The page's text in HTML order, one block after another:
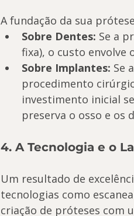
A fundação da sua
Sobre Dentes: Se a
fixa), o custo envolve
Sobre Implantes: Se
procedimento
investimento inicial
preserva o osso e os
4. A Tecnologia e o
Um resultado de
tecnologias como
criação de próteses com